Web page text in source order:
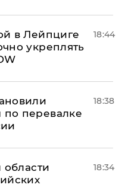
в Лейпциге
укреплять
18:44
перевалке
18:38
18:34